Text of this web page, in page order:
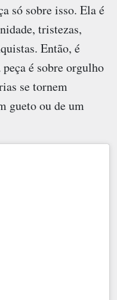
só sobre isso. Ela é
tristezas,
Então, é
é sobre orgulho
se tornem
gueto ou de um